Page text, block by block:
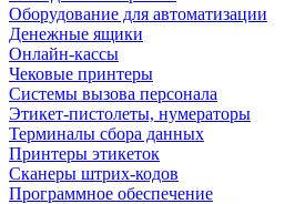
Оборудование для автоматизации
Денежные ящики
Онлайн-кассы
Чековые принтеры
Системы вызова персонала
Этикет-пистолеты, нумераторы
Терминалы сбора данных
Принтеры этикеток
Сканеры штрих-кодов
Программное обеспечение